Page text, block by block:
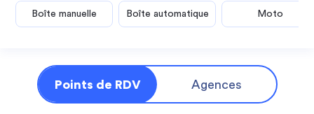
Boîte manuelle Boîte automatique Moto
Points de RDV Agences